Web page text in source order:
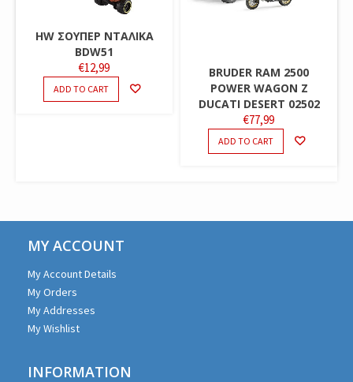
HW ΣΟΥΠΕΡ ΝΤΑΛΙΚΑ
BDW51
€12,99
ADD TO CART
BRUDER RAM 2500
POWER WAGON Z
DUCATI DESERT 02502
€77,99
ADD TO CART
MY ACCOUNT
My Account Details
My Orders
My Addresses
My Wishlist
INFORMATION